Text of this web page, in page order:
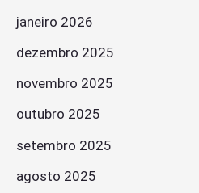
janeiro 2026
dezembro 2025
novembro 2025
outubro 2025
setembro 2025
agosto 2025